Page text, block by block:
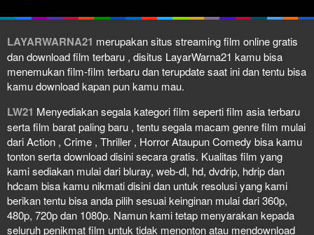
LAYARWARNA21 merupakan situs streaming film online gratis
dan download film terbaru , disitus LayarWarna21 kamu bisa
menemukan film-film terbaru dan terupdate saat ini dan tentu bisa
kamu download kapan pun kamu mau.
LW21 Menyediakan segala kategori film seperti film asia terbaru
serta film barat paling baru , tentu segala macam genre film mulai
dari Action , Crime , Thriller , Horror Ataupun Comedy bisa kamu
tonton serta download disini secara gratis. Kualitas film yang
kami sediakan mulai dari bluray, web-dl, hd, dvdrip, hdrip dan
hdcam bisa kamu nikmati disini dan untuk resolusi yang kami
berikan tentu bisa anda pilih sesuai keinginan mulai dari 360p,
480p, 720p dan 1080p. Namun kami tetap menyarakan kepada
seluruh penikmat film untuk tidak menonton atau mendownload